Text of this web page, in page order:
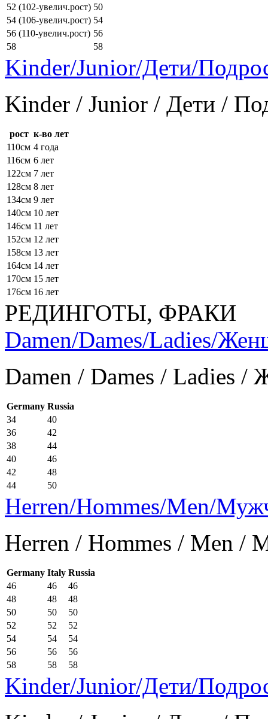
52 (102-увелич.рост) 50
54 (106-увелич.рост) 54
56 (110-увелич.рост) 56
58
58
Kinder/Junior/Дети/
Kinder / Junior / Дети /
рост к-во лет
110см 4 года
116см 6 лет
122см 7 лет
128см 8 лет
134см 9 лет
140см 10 лет
146см 11 лет
152см 12 лет
158см 13 лет
164см 14 лет
170см 15 лет
176см 16 лет
РЕДИНГОТЫ, ФРАКИ
Damen/Dames/Ladies/
Damen / Dames / Ladies
Germany Russia
34
40
36
42
38
44
40
46
42
48
44
50
Herren/Hommes/Men/
Herren / Hommes / Men /
Germany Italy Russia
46
46
46
48
48
48
50
50
50
52
52
52
54
54
54
56
56
56
58
58 58
Kinder/Junior/Дети/